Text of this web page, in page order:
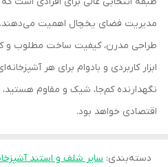
مدیریت فضای یخچال اهمیت می‌دهند.
طراحی مدرن، کیفیت ساخت مطلوب و
ابزار کاربردی و بادوام برای هر
نگهدارنده کم‌جا، شیک و مقاوم
اقتصادی خواهد بود.
دسته‌بندی: سایر شلف و استند